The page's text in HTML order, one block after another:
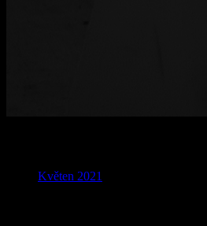
Květen 2021